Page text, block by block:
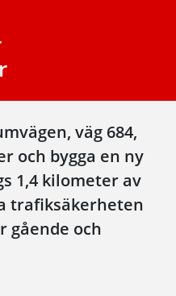
väg 684,
och bygga en ny
1,4 kilometer av
trafiksäkerheten
gående och